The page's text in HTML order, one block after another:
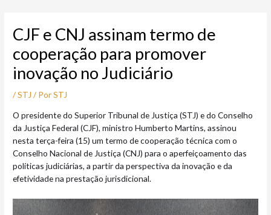
conteúdo
CJF e CNJ assinam termo de
cooperação para promover
inovação no Judiciário
/STJ / PorSTJ
​​​​​​​O presidente do Superior Tribunal de Justiça (STJ) e do Conselho
da Justiça Federal (CJF), ministro Humberto Martins, assinou
nesta terça-feira (15) um termo de cooperação técnica com o
Conselho Nacional de Justiça (CNJ) para o aperfeiçoamento das
políticas judiciárias, a partir da perspectiva da inovação e da
efetividade na prestação jurisdicional.